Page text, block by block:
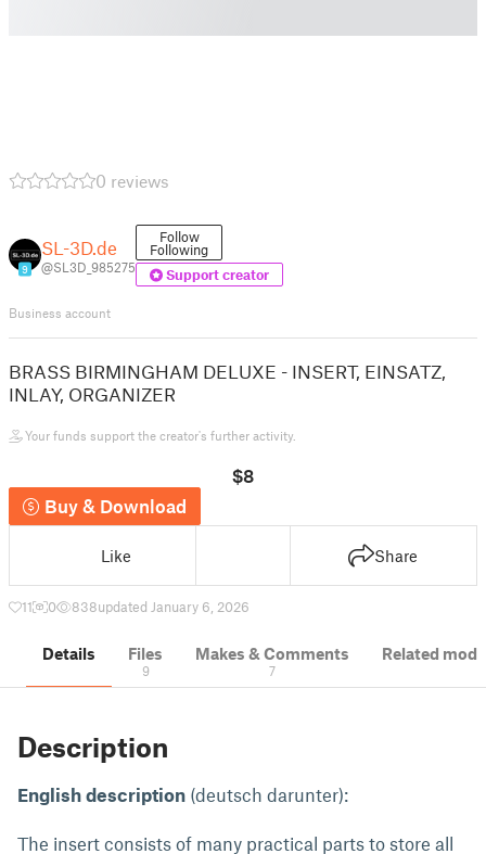
0 reviews
9
SL-3D.de
@SL3D_985275
Follow
Following
Support creator
Business account
BRASS BIRMINGHAM DELUXE - INSERT, EINSATZ,
INLAY, ORGANIZER
Your funds support the creator's further activity.
$8
Buy & Download
Like Share
11 0 838updated January 6, 2026
Details Files
9
Makes & Comments
7
Related
Description
English description (deutsch darunter):
The insert consists of many practical parts to store all